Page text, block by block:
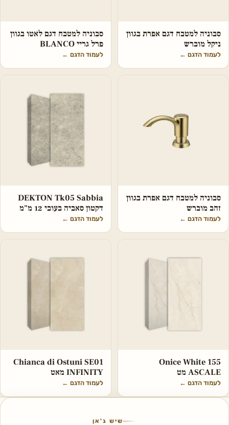
סבוניה למטבח דגם אפרת בגוון
ניקל מוברש
לעמוד הדגם ←
סבוניה למטבח דגם לאטו בגוון
פרל גריי BLANCO
לעמוד הדגם ←
סבוניה למטבח דגם אפרת בגוון
זהב מוברש
לעמוד הדגם ←
DEKTON Tk05 Sabbia
דקטון סאביה בעובי 12 מ"מ
לעמוד הדגם ←
Onice White 155
ASCALE מט
לעמוד הדגם ←
Chianca di Ostuni SE01
INFINITY מאט
לעמוד הדגם ←
שיש ג'אן